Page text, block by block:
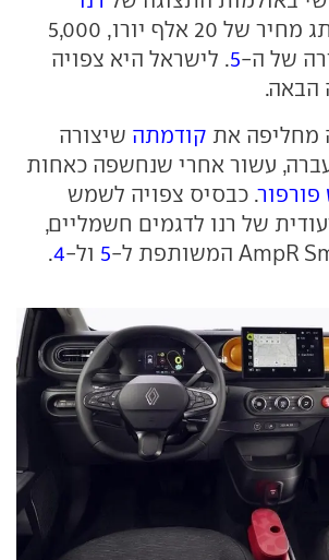
באירופה ותציג תג מחיר של 20 אלף יורו, 5,000
של ה-5. לישראל היא צפויה
הבאה.
מחליפה את קודמתה שיצורה
עשור אחרי שנחשפה כאחות
. כבסיס צפויה לשמש
של רנו לדגמים חשמליים,
5 ול-4
.